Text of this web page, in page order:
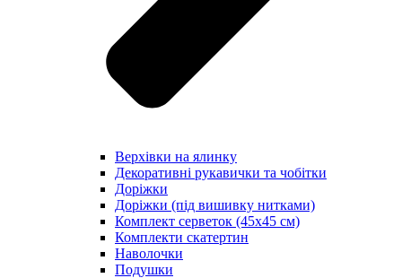
Верхівки на ялинку
Декоративні рукавички та чобітки
Доріжки
Доріжки (під вишивку нитками)
Комплект серветок (45х45 см)
Комплекти скатертин
Наволочки
Подушки